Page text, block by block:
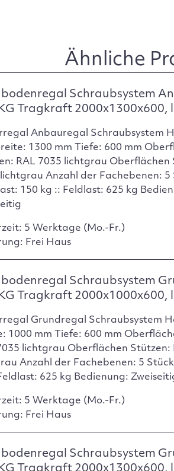
Ähnliche
Schraubsystem
Tragkraft 2000x1300x600,
Anbauregal Schraubsystem
1300 mm Tiefe: 600 mm
RAL 7035 lichtgrau Oberflächen
Anzahl der Fachebenen: 5
150 kg :: Feldlast: 625 kg
5 Werktage (Mo.-Fr.)
Frei Haus
Schraubsystem
Tragkraft 2000x1000x600,
Grundregal Schraubsystem
1000 mm Tiefe: 600 mm
lichtgrau Oberflächen Stützen:
Anzahl der Fachebenen: 5
625 kg Bedienung:
5 Werktage (Mo.-Fr.)
Frei Haus
Schraubsystem
Tragkraft 2000x1300x600,